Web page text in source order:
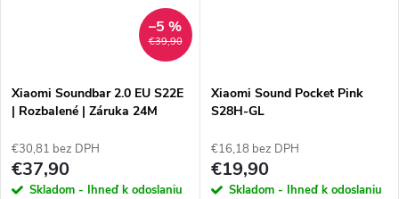
€39,90
–5 %
Xiaomi Soundbar 2.0 EU S22E
| Rozbalené | Záruka 24M
€30,81 bez DPH
€37,90
Skladom - Ihneď k odoslaniu
Xiaomi Sound Pocket Pink
S28H-GL
€16,18 bez DPH
€19,90
Skladom - Ihneď k odoslaniu